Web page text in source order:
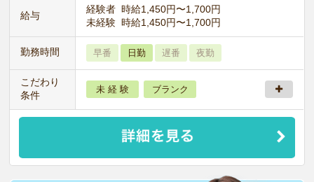
給与
経験者 時給1,450円〜1,700円
未経験 時給1,450円〜1,700円
勤務時間 早番 日勤 遅番 夜勤
こだわり
条件
未 経 験 ブランク